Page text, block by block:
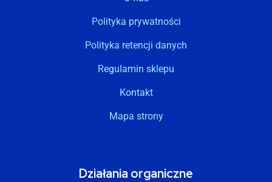
Polityka prywatności
Polityka retencji danych
Regulamin sklepu
Kontakt
Mapa strony
Działania organiczne